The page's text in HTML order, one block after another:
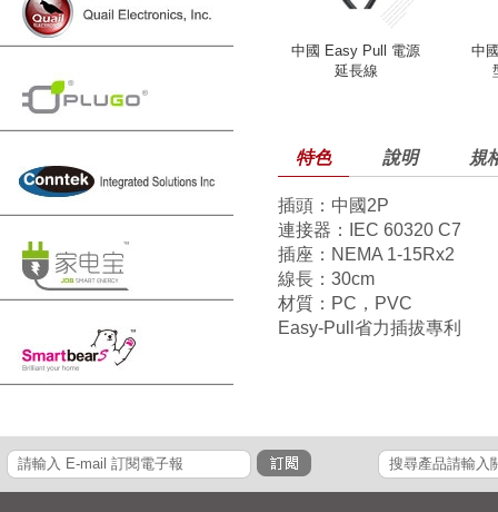
中國 Easy Pull 電源
延長線
中
特色 說明 規
插頭：中國2P
連接器：IEC 60320 C7
插座：NEMA 1-15Rx2
線長：30cm
材質：PC，PVC
Easy-Pull省力插拔專利